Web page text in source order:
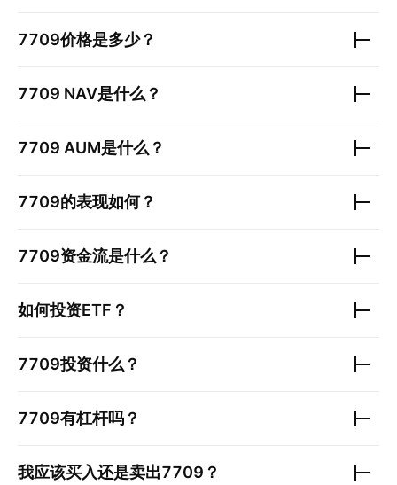
7709价格是多少？
7709 NAV是什么？
7709 AUM是什么？
7709的表现如何？
7709资金流是什么？
如何投资ETF？
7709投资什么？
7709有杠杆吗？
我应该买入还是卖出7709 ？